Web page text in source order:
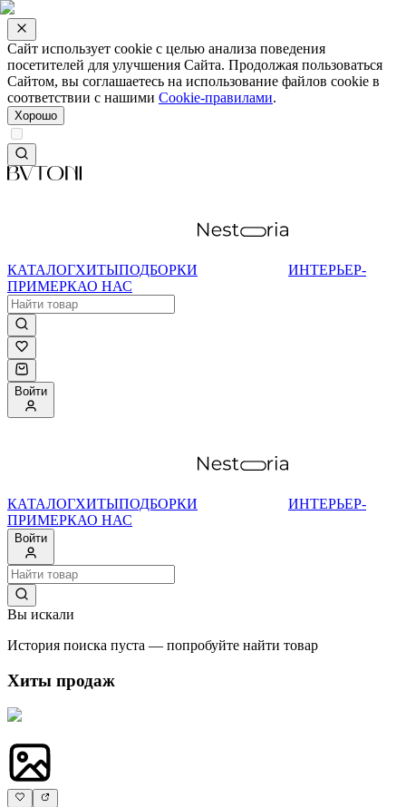
Сайт использует cookie с целью анализа поведения
посетителей для улучшения Сайта. Продолжая пользоваться
Сайтом, вы соглашаетесь на использование файлов cookie в
соответствии с нашими Cookie-правилами.
Хорошо
КАТАЛОГХИТЫПОДБОРКИ
ИНТЕРЬЕР-
ПРИМЕРКАО НАС
Войти
КАТАЛОГХИТЫПОДБОРКИ
ИНТЕРЬЕР-
ПРИМЕРКАО НАС
Войти
Вы искали
История поиска пуста — попробуйте найти товар
Хиты продаж